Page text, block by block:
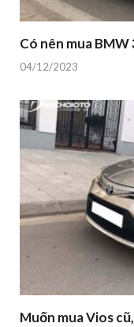
Có nên mua
04/12/2023
Muốn mua Vios